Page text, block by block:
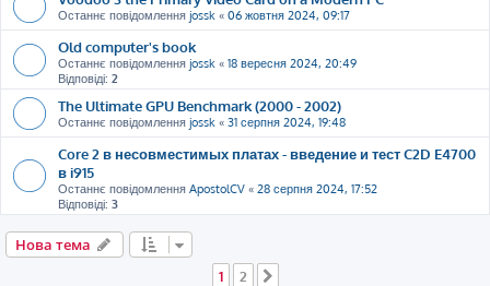
Останнє повідомлення jossk « 06 жовтня 2024, 09:17
Old computer's book
Останнє повідомлення jossk « 18 вересня 2024, 20:49
Відповіді: 2
The Ultimate GPU Benchmark (2000 - 2002)
Останнє повідомлення jossk « 31 серпня 2024, 19:48
Core 2 в несовместимых платах - введение и тест C2D E4700
в i915
Останнє повідомлення ApostolCV « 28 серпня 2024, 17:52
Відповіді: 3
Нова тема
1
2